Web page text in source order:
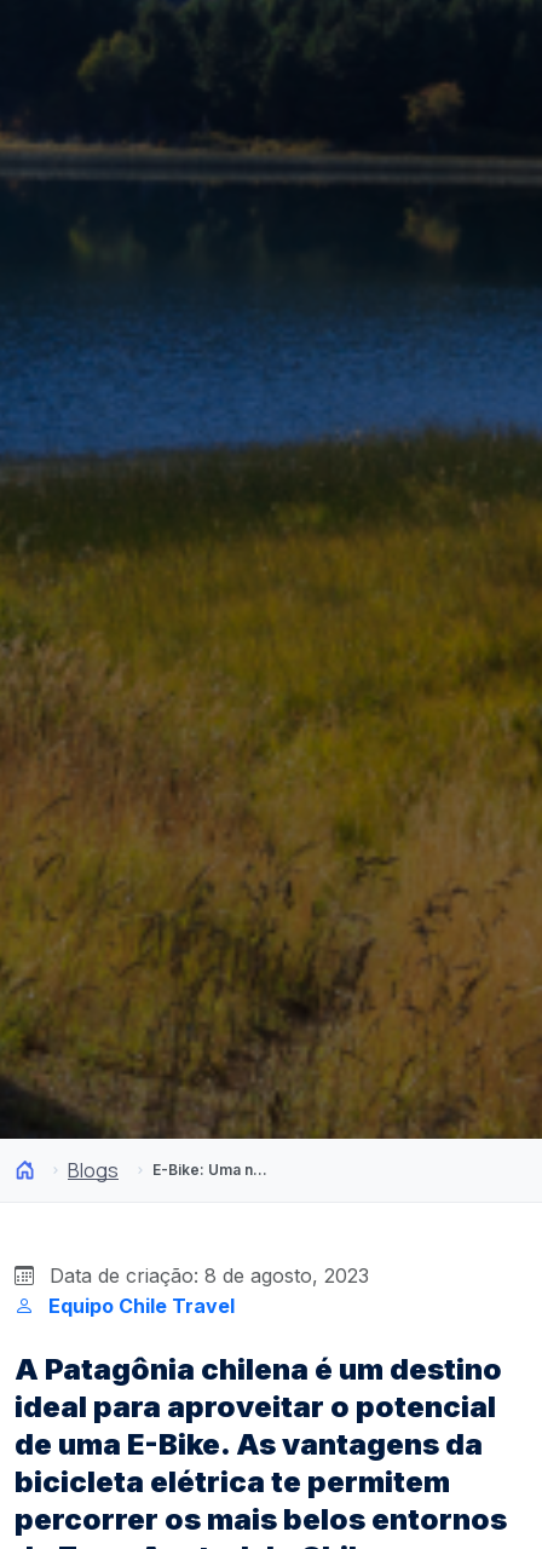
Blogs E-Bike: Uma nova maneira de percorrer a Patagônia chilena
Data de criação: 8 de agosto, 2023
Equipo Chile Travel
A Patagônia chilena é um destino
ideal para aproveitar o potencial
de uma E-Bike. As vantagens da
bicicleta elétrica te permitem
percorrer os mais belos entornos